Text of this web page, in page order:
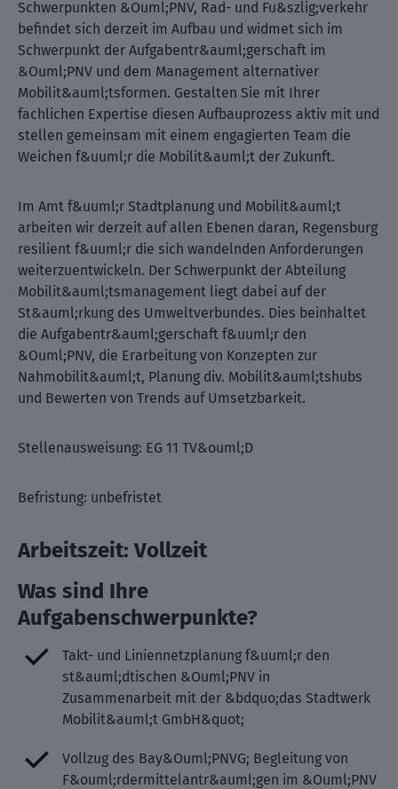
Schwerpunkten &Ouml;PNV, Rad- und Fu&szlig;verkehr
befindet sich derzeit im Aufbau und widmet sich im
Schwerpunkt der Aufgabentr&auml;gerschaft im
&Ouml;PNV und dem Management alternativer
Mobilit&auml;tsformen. Gestalten Sie mit Ihrer
fachlichen Expertise diesen Aufbauprozess aktiv mit und
stellen gemeinsam mit einem engagierten Team die
Weichen f&uuml;r die Mobilit&auml;t der Zukunft.
Im Amt f&uuml;r Stadtplanung und Mobilit&auml;t
arbeiten wir derzeit auf allen Ebenen daran, Regensburg
resilient f&uuml;r die sich wandelnden Anforderungen
weiterzuentwickeln. Der Schwerpunkt der Abteilung
Mobilit&auml;tsmanagement liegt dabei auf der
St&auml;rkung des Umweltverbundes. Dies beinhaltet
die Aufgabentr&auml;gerschaft f&uuml;r den
&Ouml;PNV, die Erarbeitung von Konzepten zur
Nahmobilit&auml;t, Planung div. Mobilit&auml;tshubs
und Bewerten von Trends auf Umsetzbarkeit.
Stellenausweisung: EG 11 TV&ouml;D
Befristung: unbefristet
Arbeitszeit: Vollzeit
Was sind Ihre
Aufgabenschwerpunkte?
Takt- und Liniennetzplanung f&uuml;r den
st&auml;dtischen &Ouml;PNV in
Zusammenarbeit mit der &bdquo;das Stadtwerk
Mobilit&auml;t GmbH&quot;
Vollzug des Bay&Ouml;PNVG; Begleitung von
F&ouml;rdermittelantr&auml;gen im &Ouml;PNV